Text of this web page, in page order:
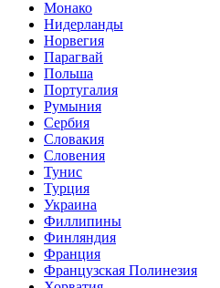
Монако
Нидерланды
Норвегия
Парагвай
Польша
Португалия
Румыния
Сербия
Словакия
Словения
Тунис
Турция
Украина
Филлипины
Финляндия
Франция
Французская Полинезия